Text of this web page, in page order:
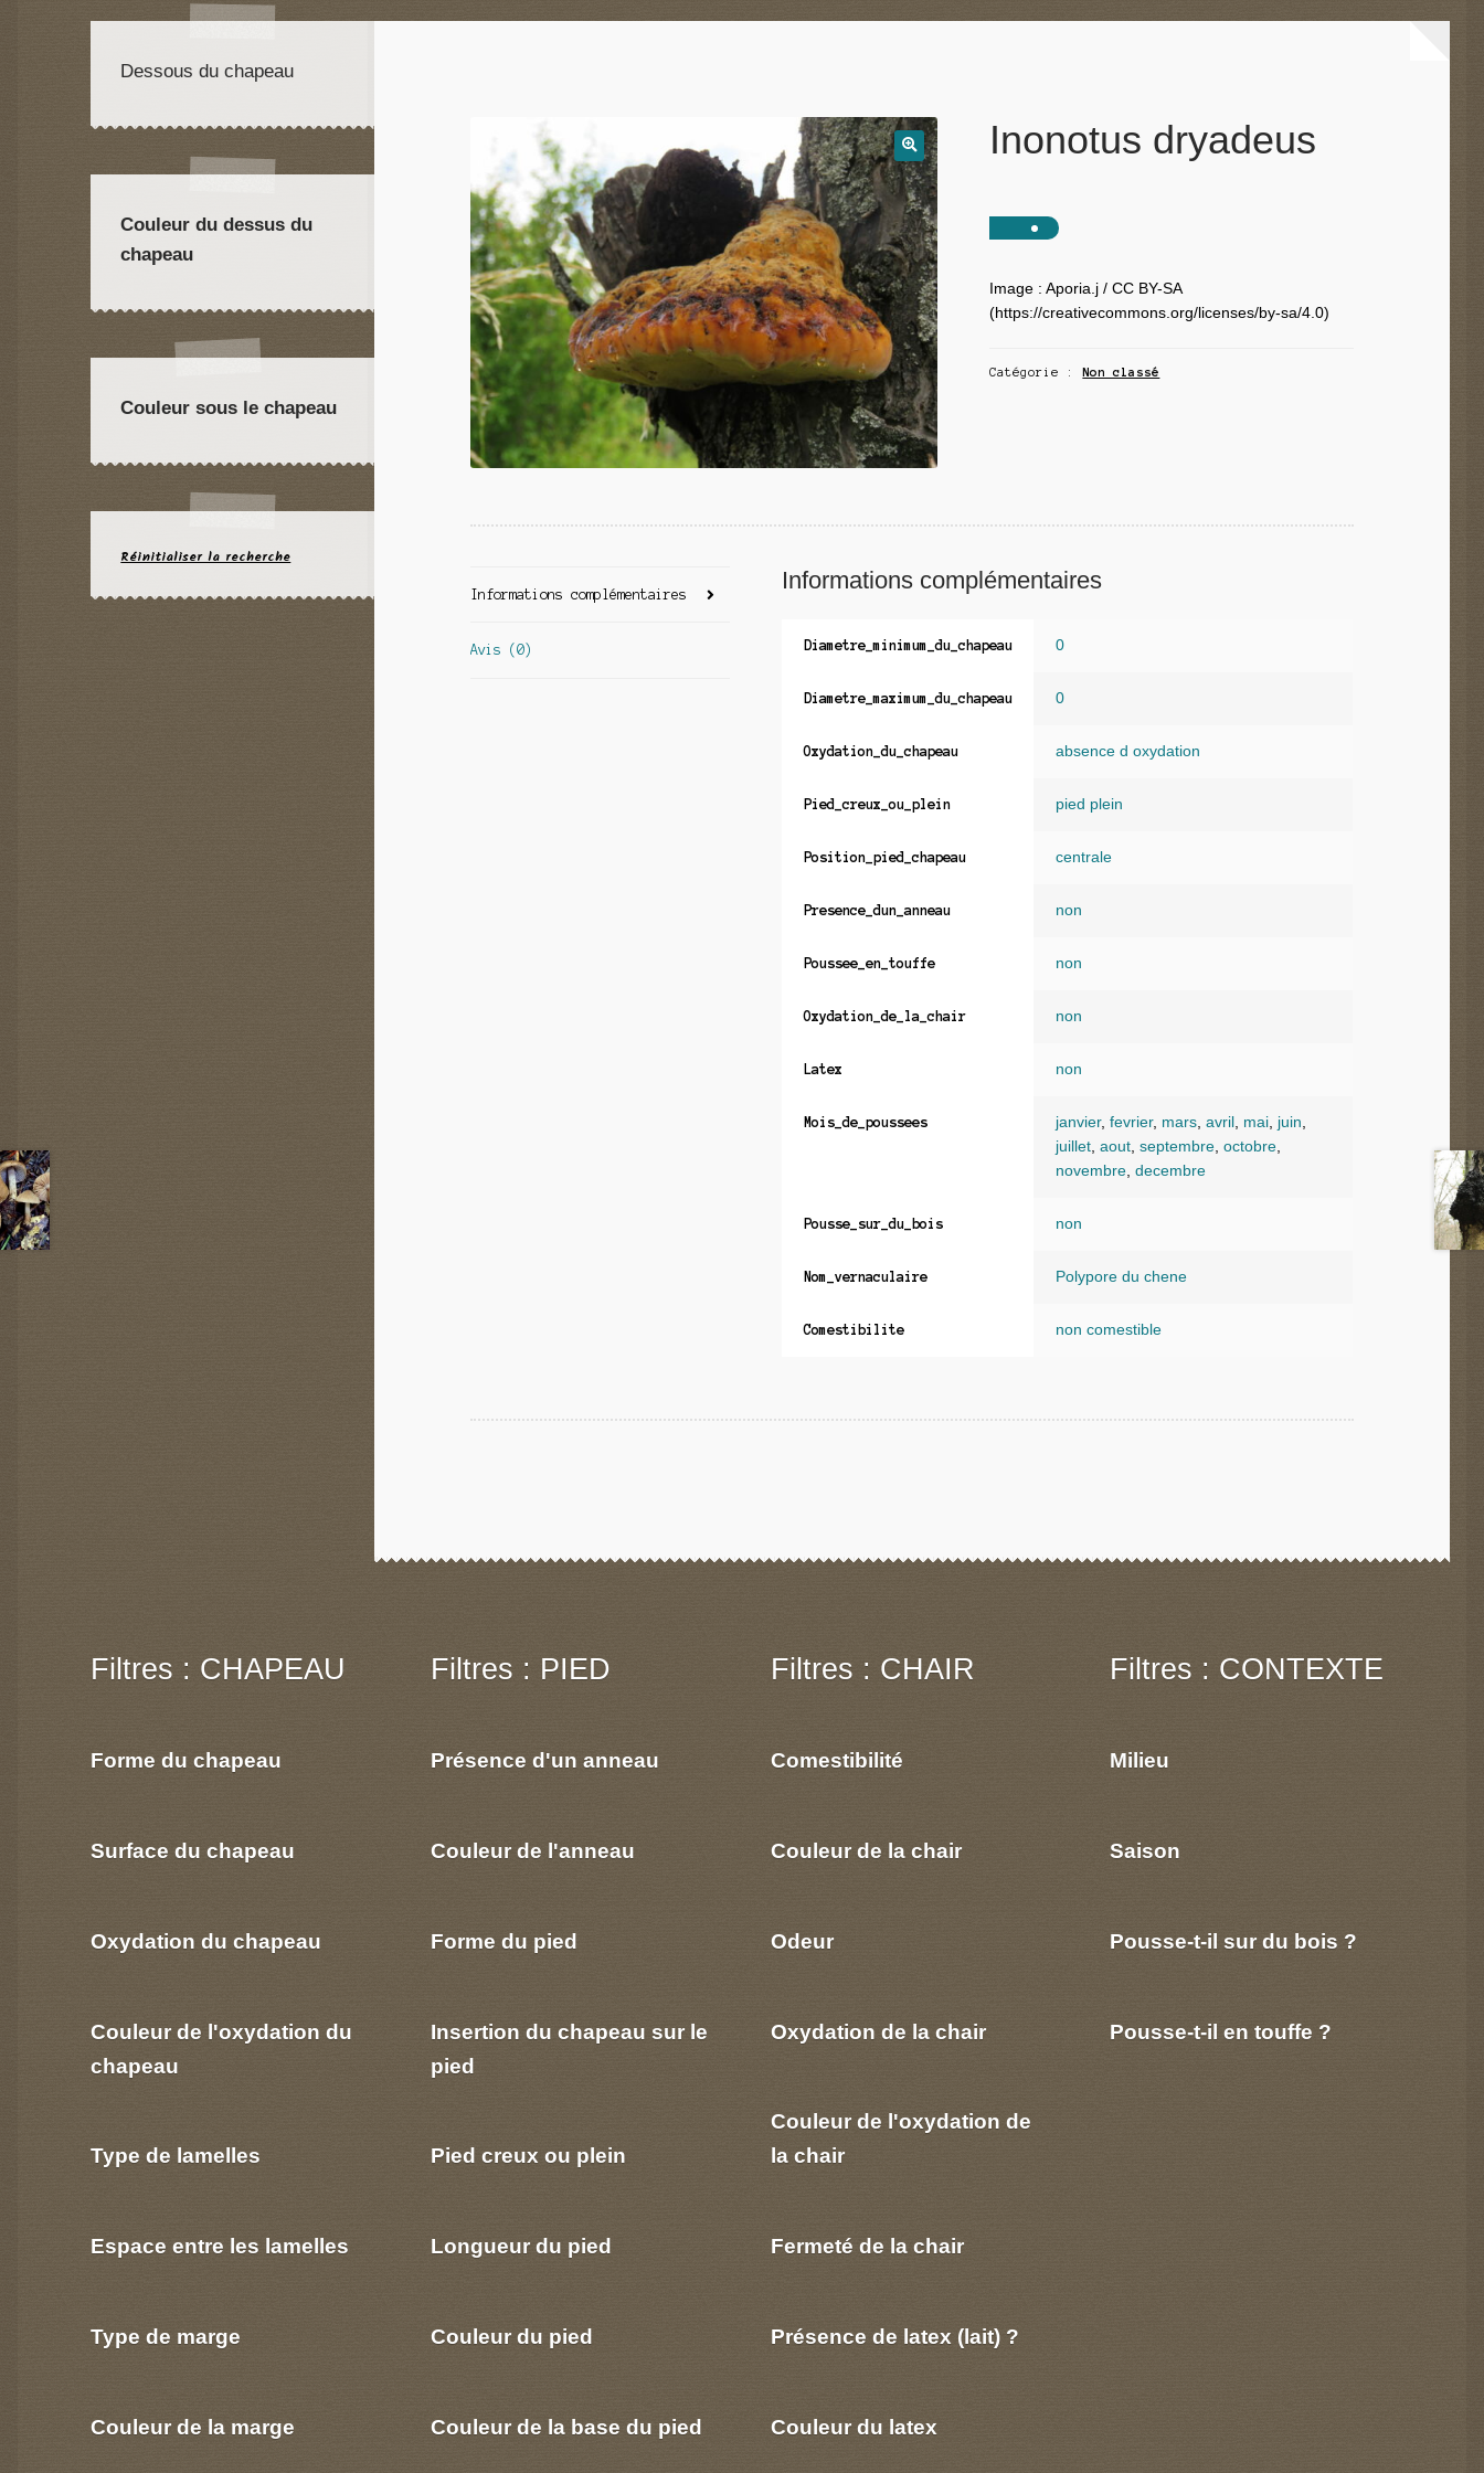
Inonotus dryadeus
Image : Aporia.j / CC BY-SA
(https://creativecommons.org/licenses/by-sa/4.0)
Catégorie :Non classé
Informations complémentaires
Avis (0)
Informations complémentaires
Diametre_minimum_du_chapeau 0
Diametre_maximum_du_chapeau 0
Oxydation_du_chapeau absence d oxydation
Pied_creux_ou_plein pied plein
Position_pied_chapeau centrale
Presence_dun_anneau non
Poussee_en_touffe non
Oxydation_de_la_chair non
Latex non
Mois_de_poussees janvier, fevrier, mars, avril , mai, juin,
juillet, aout, septembre, octobre,
novembre, decembre
Pousse_sur_du_bois non
Nom_vernaculaire Polypore du chene
Comestibilite non comestible
Dessous du chapeau
Couleur du dessus du
chapeau
Couleur sous le chapeau
Réinitialiser la recherche
Filtres : CHAPEAU
Forme du chapeau
Surface du chapeau
Oxydation du chapeau
Couleur de l'oxydation du
chapeau
Type de lamelles
Espace entre les lamelles
Type de marge
Couleur de la marge
Filtres : PIED
Présence d'un anneau
Couleur de l'anneau
Forme du pied
Insertion du chapeau sur le
pied
Pied creux ou plein
Longueur du pied
Couleur du pied
Couleur de la base du pied
Filtres : CHAIR
Comestibilité
Couleur de la chair
Odeur
Oxydation de la chair
Couleur de l'oxydation de
la chair
Fermeté de la chair
Présence de latex (lait) ?
Couleur du latex
Filtres : CONTEXTE
Milieu
Saison
Pousse-t-il sur du bois ?
Pousse-t-il en touffe ?